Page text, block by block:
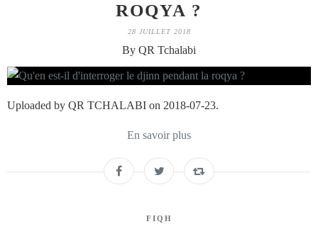
ROQYA ?
28 JUILLET 2018
By QR Tchalabi
Uploaded by QR TCHALABI on 2018-07-23.
En savoir plus
FIQH